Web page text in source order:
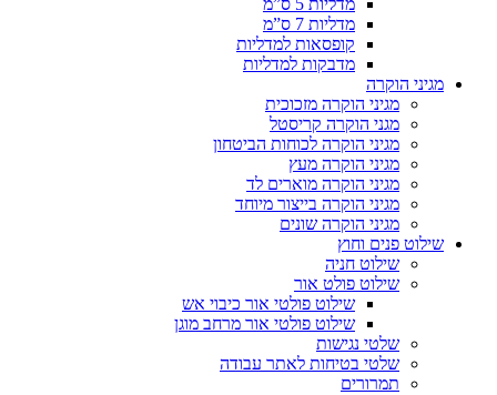
מדליות 5 ס”מ
מדליות 7 ס”מ
קופסאות למדליות
מדבקות למדליות
מגיני הוקרה
מגיני הוקרה מזכוכית
מגני הוקרה קריסטל
מגיני הוקרה לכוחות הביטחון
מגיני הוקרה מעץ
מגיני הוקרה מוארים לד
מגיני הוקרה בייצור מיוחד
מגיני הוקרה שונים
שילוט פנים וחוץ
שילוט חניה
שילוט פולט אור
שילוט פולטי אור כיבוי אש
שילוט פולטי אור מרחב מוגן
שלטי נגישות
שלטי בטיחות לאתר עבודה
תמרורים